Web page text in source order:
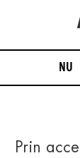
NU
Prin